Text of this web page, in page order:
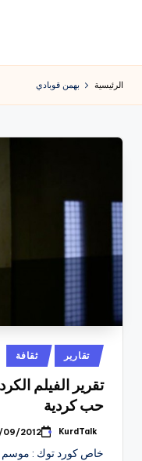
المحتوى
الرئيسية بهمن قوبادي
نُشر
في
تقارير ثقافة
تقرير الفيلم
حب كردية
تمّ
بواسطة
KurdTalk
09/2012